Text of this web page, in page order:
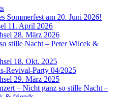
Sommerfest am 20. Juni 2026!
11. April 2026
28. März 2026
stille Nacht – Peter Wilcek &
18. Okt. 2025
Revival-Party 04/2025
29. März 2025
– Nicht ganz so stille Nacht –